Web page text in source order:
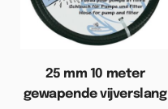
25 mm 10 meter
gewapende vijverslang